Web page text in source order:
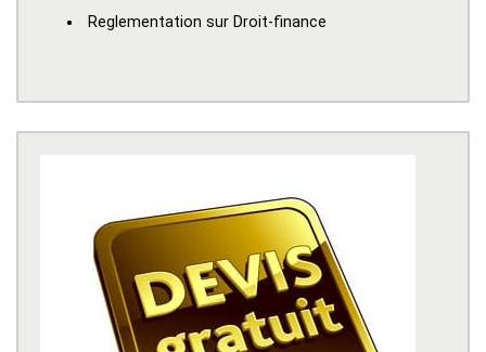
Reglementation sur Droit-finance